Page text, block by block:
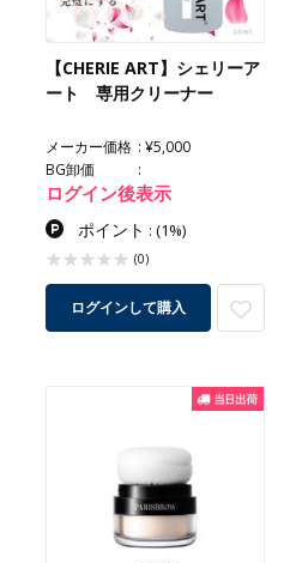
【CHERIE ART】シェリーア
ート 専用クリーナー
メーカー価格
¥5,000
BG卸価
ログイン後表示
ポイント :(1%)
(0)
ログインして購入